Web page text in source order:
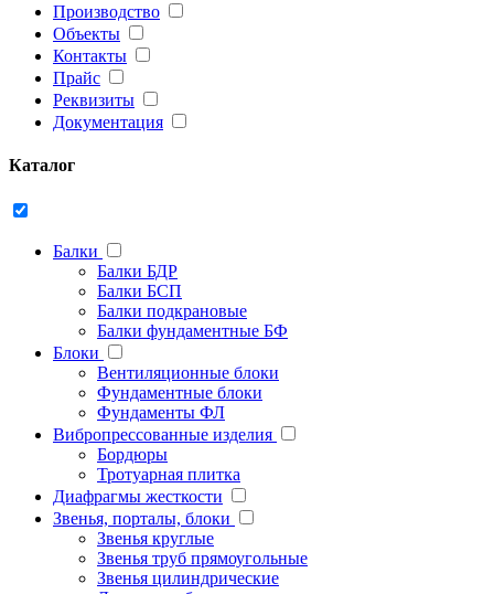
Производство
Объекты
Контакты
Прайс
Реквизиты
Документация
Каталог
Балки
Балки БДР
Балки БСП
Балки подкрановые
Балки фундаментные БФ
Блоки
Вентиляционные блоки
Фундаментные блоки
Фундаменты ФЛ
Вибропрессованные изделия
Бордюры
Тротуарная плитка
Диафрагмы жесткости
Звенья, порталы, блоки
Звенья круглые
Звенья труб прямоугольные
Звенья цилиндрические